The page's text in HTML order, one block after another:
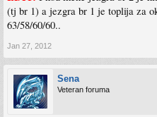
(tj br 1) a jezgra br 1 je toplija za
63/58/60/60..
Jan 27, 2012
Sena
Veteran foruma